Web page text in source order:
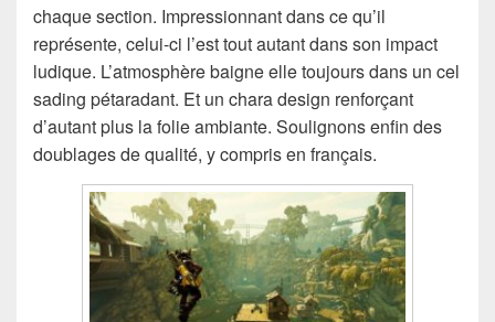
chaque section. Impressionnant dans ce qu’il
représente, celui-ci l’est tout autant dans son impact
ludique. L’atmosphère baigne elle toujours dans un cel
sading pétaradant. Et un chara design renforçant
d’autant plus la folie ambiante. Soulignons enfin des
doublages de qualité, y compris en français.